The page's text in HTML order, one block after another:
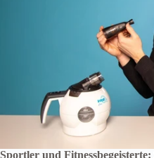
Sportler und Fitnessbegeisterte: